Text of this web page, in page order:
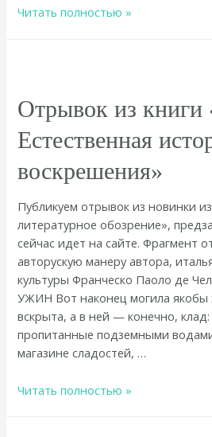
Осенний
Читать полностью »
Отрывок из книги
Естественная
воскрешения»
Публикуем отрывок из новинки
литературное обозрение»,
сейчас идет на сайте. Фрагмент
авторускую манеру автора,
культуры Франческо Паоло де
УЖИН Вот наконец могила якобы
вскрыта, а в ней — конечно, клад:
пропитанные подземными
магазине сладостей, …
Отрывок
Читать полностью »